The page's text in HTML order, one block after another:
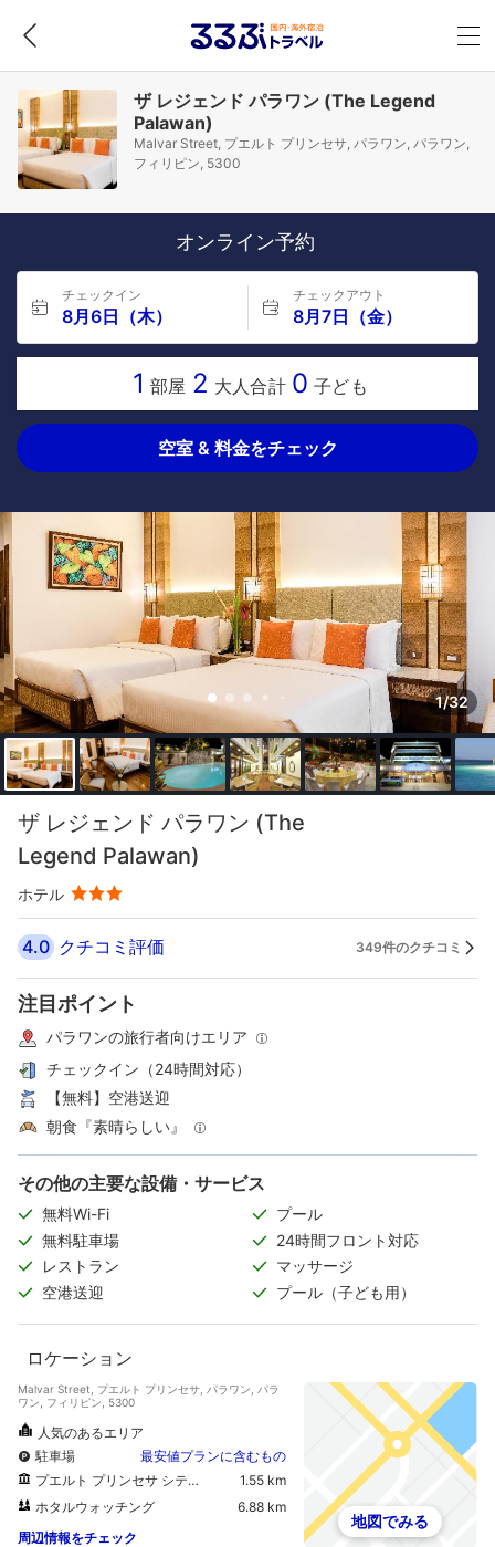
ザ レジェンド パラワン (The Legend
Palawan)
Malvar Street, プエルト プリンセサ, パラワン, パラワン,
フィリピン, 5300
オンライン予約
チェックイン
8月6日（木）
チェックアウト
8月7日（金）
1 部屋 2 大人合計 0 子ども
空室 & 料金をチェック
1/32
ザ レジェンド パラワン (The
Legend Palawan)
ホテル
4.0 クチコミ評価 349件のクチコミ
注目ポイント
パラワンの旅行者向けエリア
チェックイン（24時間対応）
【無料】空港送迎
朝食『素晴らしい』
その他の主要な設備・サービス
無料Wi-Fi
プール
無料駐車場
24時間フロント対応
レストラン
マッサージ
空港送迎
プール（子ども用）
ロケーション
Malvar Street, プエルト プリンセサ, パラワン, パラ
ワン, フィリピン, 5300
人気のあるエリア
駐車場
最安値プランに含むもの
プエルト プリンセサ シティ ベイウォーク パーク
1.55 km
ホタルウォッチング
6.88 km
周辺情報をチェック
地図でみる